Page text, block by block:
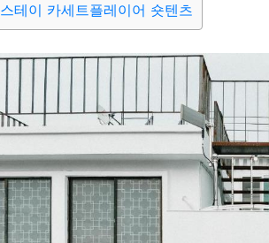
스테이 카세트플레이어 숏텐츠